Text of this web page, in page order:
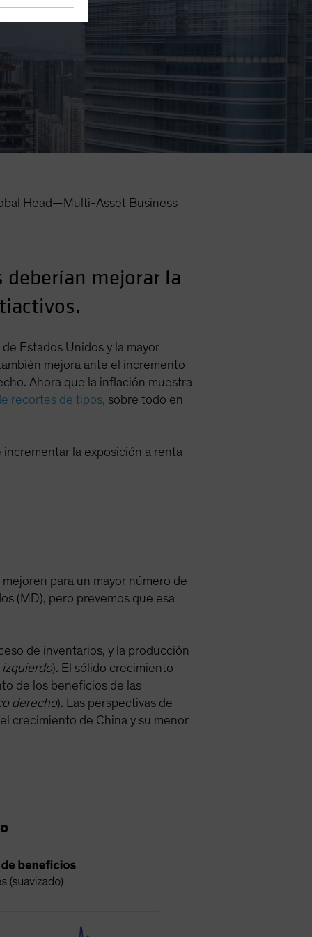
Head—Multi-Asset Business
mejorar la
Estados Unidos y la mayor
mejora ante el incremento
Ahora que la inflación muestra
recortes de tipos, sobre todo en
la exposición a renta
para un mayor número de
(MD), pero prevemos que esa
de inventarios, y la producción
). El sólido crecimiento
de los beneficios de las
derecho). Las perspectivas de
crecimiento de China y su menor